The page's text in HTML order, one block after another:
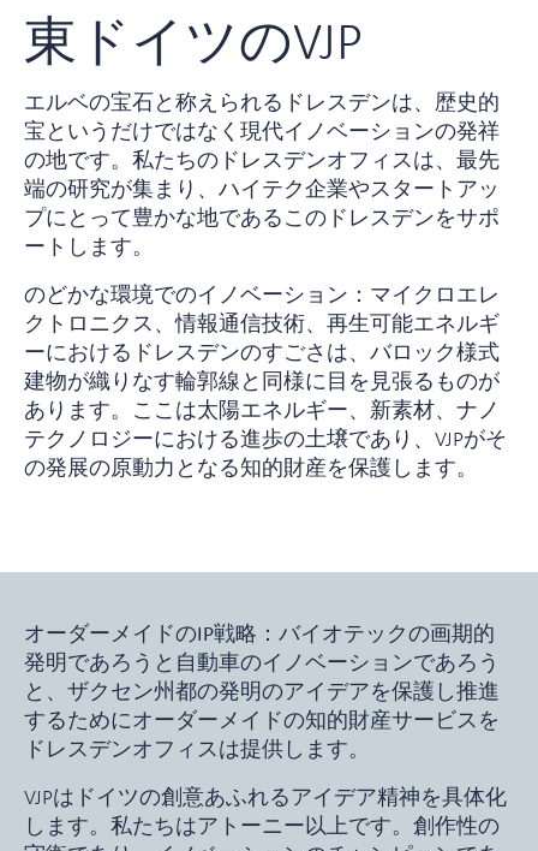
東ドイツのVJP
エルベの宝石と称えられるドレスデンは、歴史的
宝というだけではなく現代イノベーションの発祥
の地です。私たちのドレスデンオフィスは、最先
端の研究が集まり、ハイテク企業やスタートアッ
プにとって豊かな地であるこのドレスデンをサポ
ートします。
のどかな環境でのイノベーション： マイクロエレ
クトロニクス、情報通信技術、再生可能エネルギ
ーにおけるドレスデンのすごさは、バロック様式
建物が織りなす輪郭線と同様に目を見張るものが
あります。ここは太陽エネルギー、新素材、ナノ
テクノロジーにおける進歩の土壌であり、VJPがそ
の発展の原動力となる知的財産を保護します。
オーダーメイドのIP戦略： バイオテックの画期的
発明であろうと自動車のイノベーションであろう
と、ザクセン州都の発明のアイデアを保護し推進
するためにオーダーメイドの知的財産サービスを
ドレスデンオフィスは提供します。
VJPはドイツの創意あふれるアイデア精神を具体化
します。私たちはアトーニー以上です。創作性の